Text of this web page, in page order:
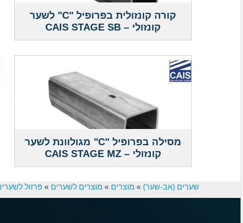
קורה קונזולית בפרופיל "C" לשער
קונזולי – CAIS STAGE SB
מסילה בפרופיל "C" מגולוונת לשער
קונזולי – CAIS STAGE MZ
שערים (אב-שער) » מוצרים » מוצרים לשערים » פרזול